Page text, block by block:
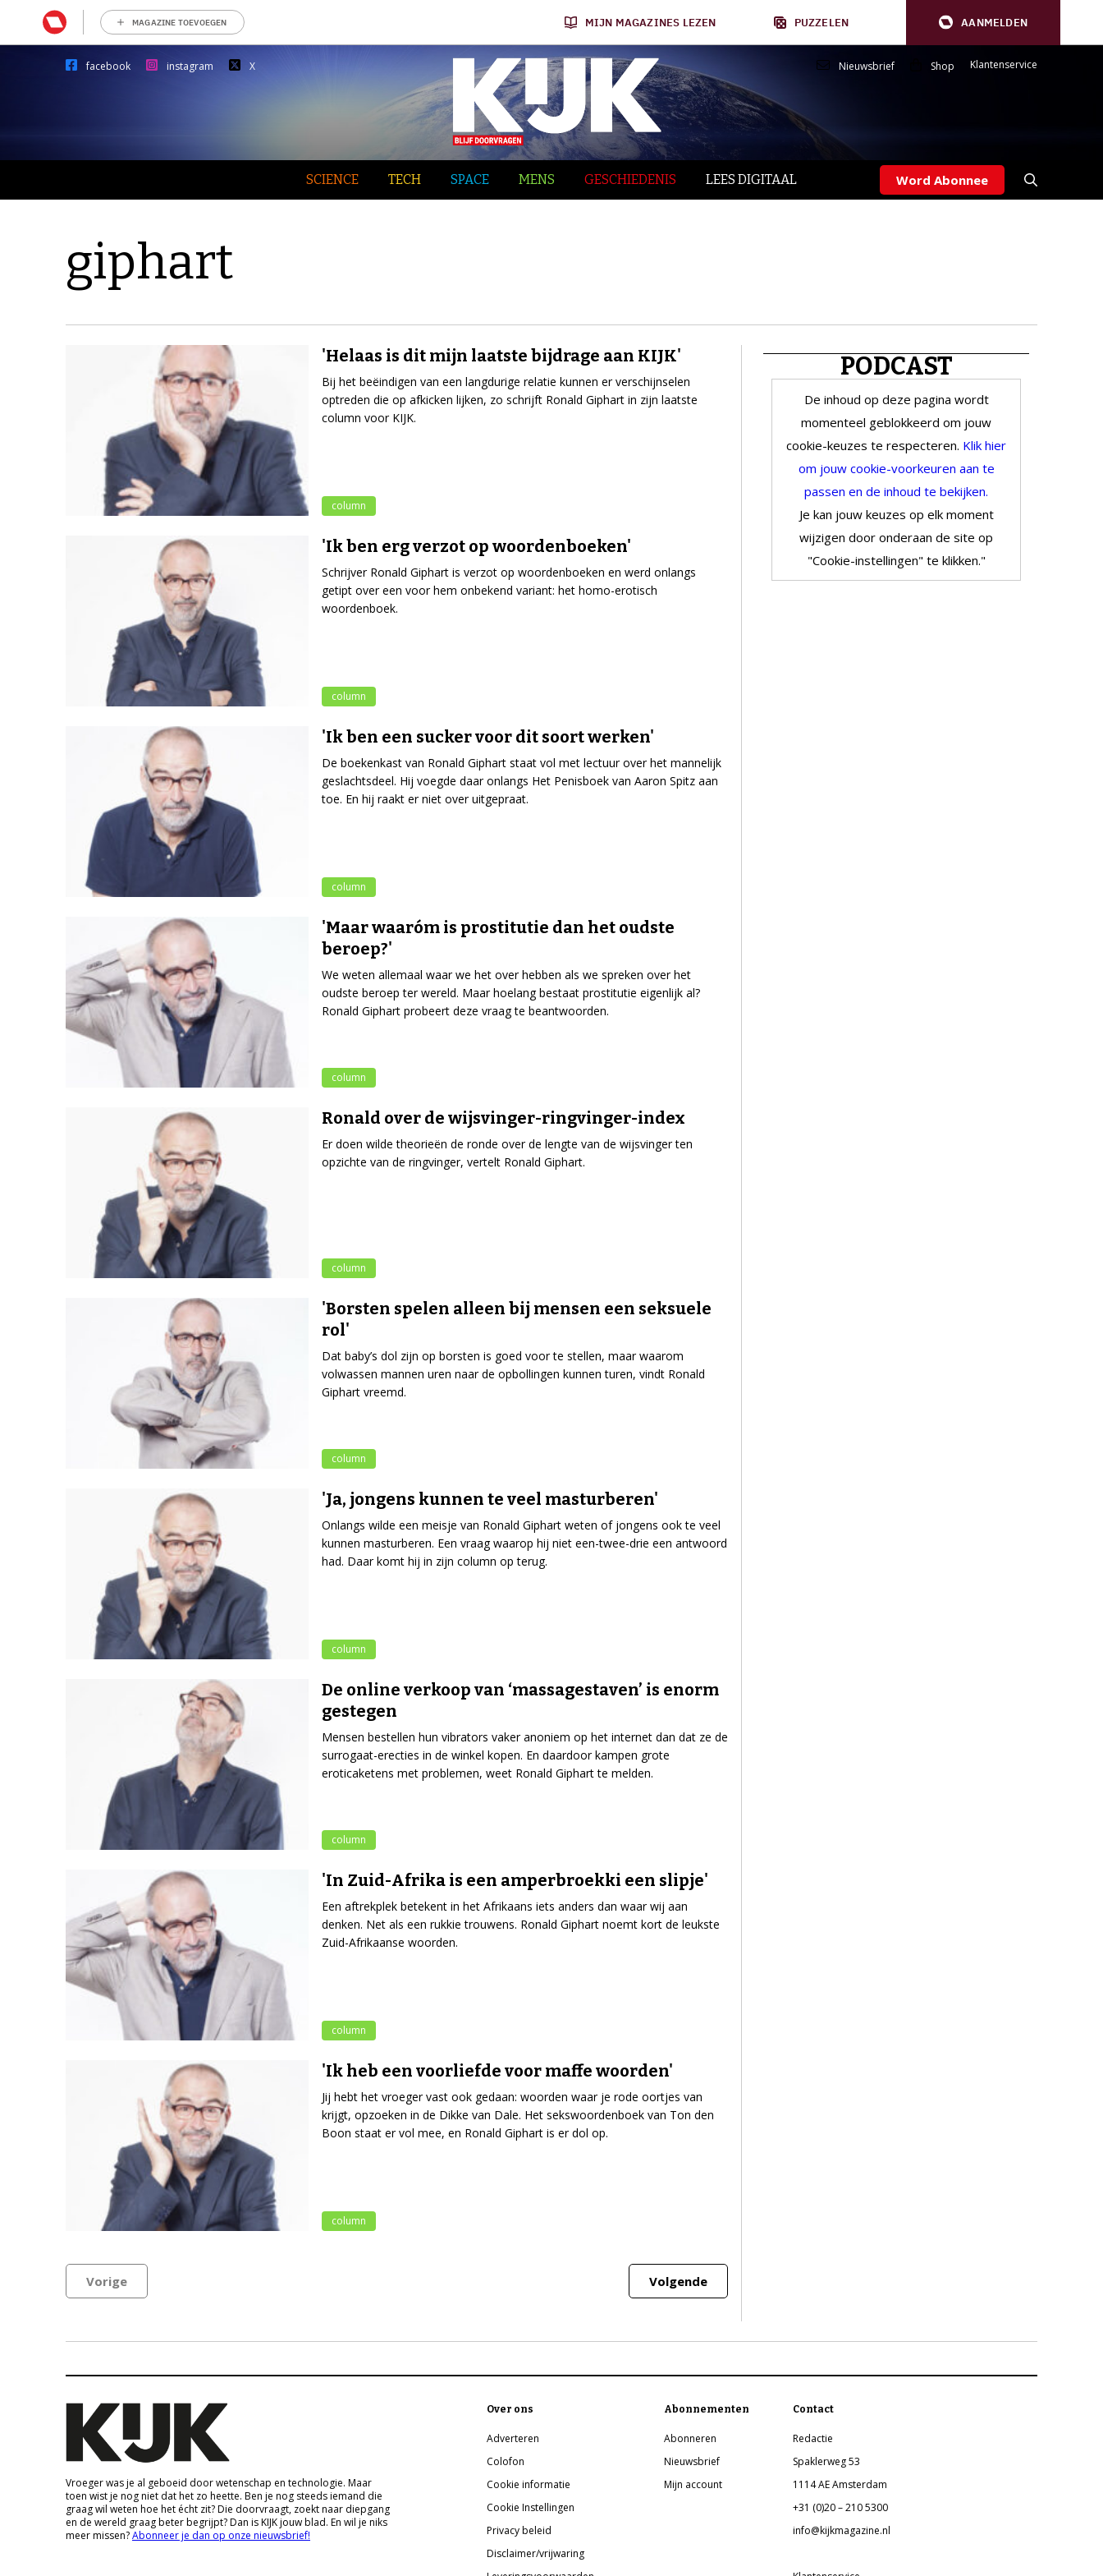
MAGAZINE TOEVOEGEN MIJN MAGAZINES LEZEN PUZZELEN AANMELDEN
facebook instagram X Nieuwsbrief Shop Klantenservice
SCIENCE TECH SPACE MENS GESCHIEDENIS LEES DIGITAAL Word Abonnee
giphart
'Helaas is dit mijn laatste bijdrage aan KIJK'
Bij het beëindigen van een langdurige relatie kunnen er verschijnselen
optreden die op afkicken lijken, zo schrijft Ronald Giphart in zijn laatste
column voor KIJK.
column
'Ik ben erg verzot op woordenboeken'
Schrijver Ronald Giphart is verzot op woordenboeken en werd onlangs
getipt over een voor hem onbekend variant: het homo-erotisch
woordenboek.
column
'Ik ben een sucker voor dit soort werken'
De boekenkast van Ronald Giphart staat vol met lectuur over het mannelijk
geslachtsdeel. Hij voegde daar onlangs Het Penisboek van Aaron Spitz aan
toe. En hij raakt er niet over uitgepraat.
column
'Maar waaróm is prostitutie dan het oudste
beroep?'
We weten allemaal waar we het over hebben als we spreken over het
oudste beroep ter wereld. Maar hoelang bestaat prostitutie eigenlijk al?
Ronald Giphart probeert deze vraag te beantwoorden.
column
Ronald over de wijsvinger-ringvinger-index
Er doen wilde theorieën de ronde over de lengte van de wijsvinger ten
opzichte van de ringvinger, vertelt Ronald Giphart.
column
'Borsten spelen alleen bij mensen een seksuele
rol'
Dat baby’s dol zijn op borsten is goed voor te stellen, maar waarom
volwassen mannen uren naar de opbollingen kunnen turen, vindt Ronald
Giphart vreemd.
column
'Ja, jongens kunnen te veel masturberen'
Onlangs wilde een meisje van Ronald Giphart weten of jongens ook te veel
kunnen masturberen. Een vraag waarop hij niet een-twee-drie een antwoord
had. Daar komt hij in zijn column op terug.
column
De online verkoop van ‘massagestaven’ is enorm
gestegen
Mensen bestellen hun vibrators vaker anoniem op het internet dan dat ze de
surrogaat-erecties in de winkel kopen. En daardoor kampen grote
eroticaketens met problemen, weet Ronald Giphart te melden.
column
'In Zuid-Afrika is een amperbroekki een slipje'
Een aftrekplek betekent in het Afrikaans iets anders dan waar wij aan
denken. Net als een rukkie trouwens. Ronald Giphart noemt kort de leukste
Zuid-Afrikaanse woorden.
column
'Ik heb een voorliefde voor maffe woorden'
Jij hebt het vroeger vast ook gedaan: woorden waar je rode oortjes van
krijgt, opzoeken in de Dikke van Dale. Het sekswoordenboek van Ton den
Boon staat er vol mee, en Ronald Giphart is er dol op.
column
Vorige Volgende
PODCAST
De inhoud op deze pagina wordt
momenteel geblokkeerd om jouw
cookie-keuzes te respecteren. Klik hier
om jouw cookie-voorkeuren aan te
passen en de inhoud te bekijken.
Je kan jouw keuzes op elk moment
wijzigen door onderaan de site op
"Cookie-instellingen" te klikken."
Vroeger was je al geboeid door wetenschap en technologie. Maar
toen wist je nog niet dat het zo heette. Ben je nog steeds iemand die
graag wil weten hoe het écht zit? Die doorvraagt, zoekt naar diepgang
en de wereld graag beter begrijpt? Dan is KIJK jouw blad. En wil je niks
meer missen?Abonneer je dan op onze nieuwsbrief!
Over ons
Adverteren
Colofon
Cookie informatie
Cookie Instellingen
Privacy beleid
Disclaimer/vrijwaring
Abonnementen
Abonneren
Nieuwsbrief
Mijn account
Contact
Redactie
Spaklerweg 53
1114 AE Amsterdam
+31 (0)20 – 210 5300
info@kijkmagazine.nl